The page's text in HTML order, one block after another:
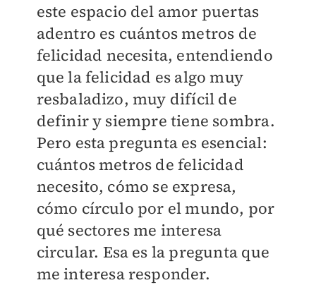
este espacio del amor puertas
adentro es cuántos metros de
felicidad necesita, entendiendo
que la felicidad es algo muy
resbaladizo, muy difícil de
definir y siempre tiene sombra.
Pero esta pregunta es esencial:
cuántos metros de felicidad
necesito, cómo se expresa,
cómo círculo por el mundo, por
qué sectores me interesa
circular. Esa es la pregunta que
me interesa responder.